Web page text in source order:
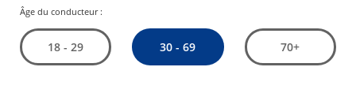
Âge du conducteur :
18 - 29 30 - 69 70+